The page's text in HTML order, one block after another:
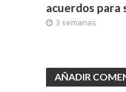
acuerdos para
3 semanas
AÑADIR